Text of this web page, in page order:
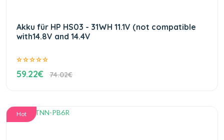
Akku für HP HS03 - 31WH 11.1V (not compatible
with14.8V and 14.4V
59.22€ 74.02€
Hot